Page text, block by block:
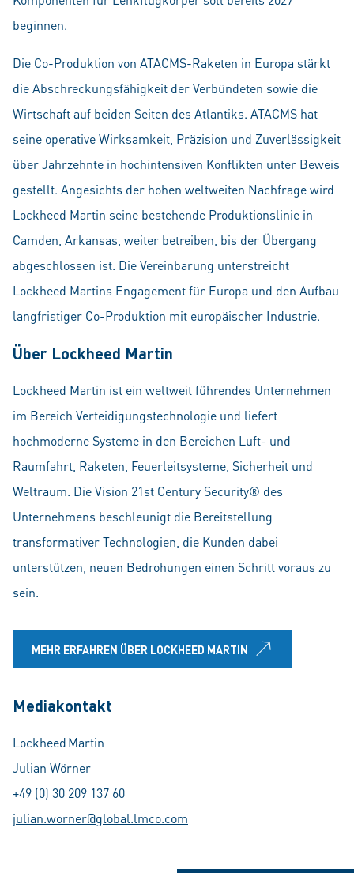
beginnen.
Die Co-Produktion von ATACMS-Raketen in Europa stärkt
die Abschreckungsfähigkeit der Verbündeten sowie die
Wirtschaft auf beiden Seiten des Atlantiks. ATACMS hat
seine operative Wirksamkeit, Präzision und Zuverlässigkeit
über Jahrzehnte in hochintensiven Konflikten unter Beweis
gestellt. Angesichts der hohen weltweiten Nachfrage wird
Lockheed Martin seine bestehende Produktionslinie in
Camden, Arkansas, weiter betreiben, bis der Übergang
abgeschlossen ist. Die Vereinbarung unterstreicht
Lockheed Martins Engagement für Europa und den Aufbau
langfristiger Co-Produktion mit europäischer Industrie.
Über Lockheed Martin
Lockheed Martin ist ein weltweit führendes Unternehmen
im Bereich Verteidigungstechnologie und liefert
hochmoderne Systeme in den Bereichen Luft- und
Raumfahrt, Raketen, Feuerleitsysteme, Sicherheit und
Weltraum. Die Vision 21st Century Security® des
Unternehmens beschleunigt die Bereitstellung
transformativer Technologien, die Kunden dabei
unterstützen, neuen Bedrohungen einen Schritt voraus zu
sein.
MEHR ERFAHREN ÜBER LOCKHEED MARTIN
Mediakontakt
Lockheed Martin
Julian Wörner
+49 (0) 30 209 137 60
julian.worner@global.lmco.com